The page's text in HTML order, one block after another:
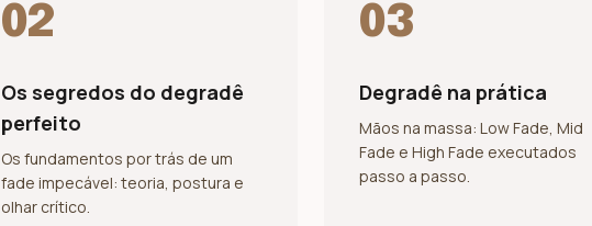
02
Os segredos do degradê
perfeito
Os fundamentos por trás de um
fade impecável: teoria, postura e
olhar crítico.
03
Degradê na prática
Mãos na massa: Low Fade, Mid
Fade e High Fade executados
passo a passo.